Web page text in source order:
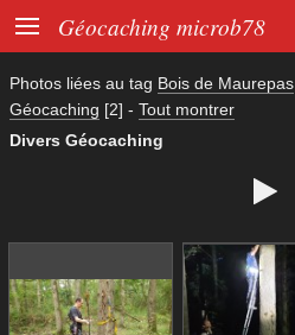
 Géocaching microb78
Photos liées au tag Bois de Maurepas
Géocaching [2] - Tout montrer
Divers Géocaching
